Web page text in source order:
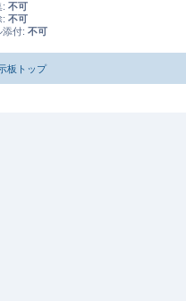
: 不可
: 不可
添付: 不可
板トップ